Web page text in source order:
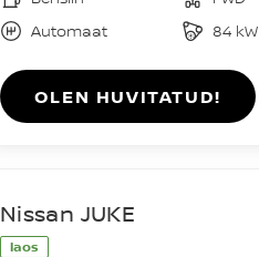
Automaat
84 kW
OLEN HUVITATUD!
laos
Nissan JUKE